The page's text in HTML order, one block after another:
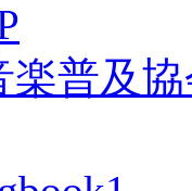
楽普及